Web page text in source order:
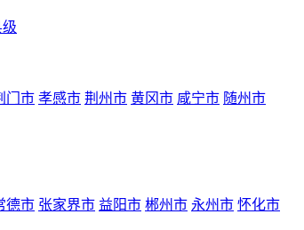
门市 孝感市 荆州市 黄冈市 咸宁市 随州市
德市 张家界市 益阳市 郴州市 永州市 怀化市